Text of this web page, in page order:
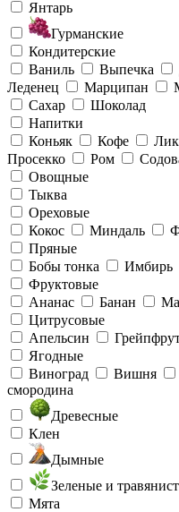
Янтарь
Гурманские
Кондитерские
Ваниль
Выпечка
Леденец
Марципан
Сахар
Шоколад
Напитки
Коньяк
Кофе
Просекко
Ром
Овощные
Тыква
Ореховые
Кокос
Миндаль
Пряные
Бобы тонка
Имбирь
Фруктовые
Ананас
Банан
Цитрусовые
Апельсин
Ягодные
Виноград
Вишня
смородина
Древесные
Клен
Дымные
Зеленые и
Мята